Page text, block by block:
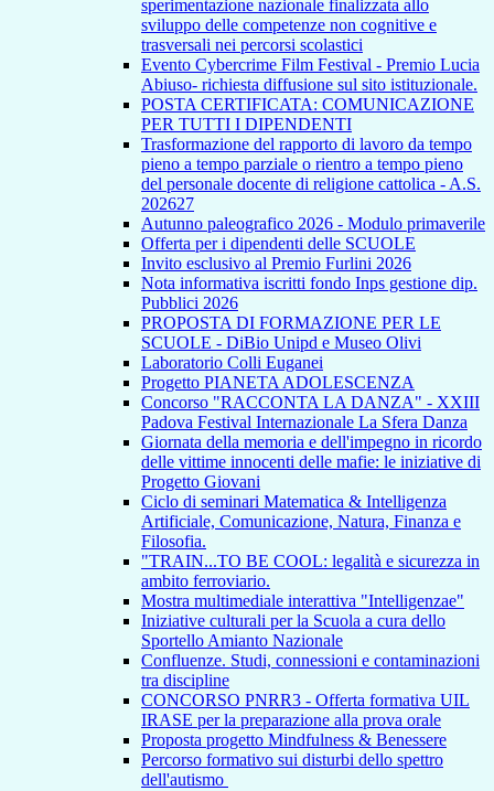
sperimentazione nazionale finalizzata allo
sviluppo delle competenze non cognitive e
trasversali nei percorsi scolastici
Evento Cybercrime Film Festival - Premio Lucia
Abiuso- richiesta diffusione sul sito istituzionale.
POSTA CERTIFICATA: COMUNICAZIONE
PER TUTTI I DIPENDENTI
Trasformazione del rapporto di lavoro da tempo
pieno a tempo parziale o rientro a tempo pieno
del personale docente di religione cattolica - A.S.
202627
Autunno paleografico 2026 - Modulo primaverile
Offerta per i dipendenti delle SCUOLE
Invito esclusivo al Premio Furlini 2026
Nota informativa iscritti fondo Inps gestione dip.
Pubblici 2026
PROPOSTA DI FORMAZIONE PER LE
SCUOLE - DiBio Unipd e Museo Olivi
Laboratorio Colli Euganei
Progetto PIANETA ADOLESCENZA
Concorso "RACCONTA LA DANZA" - XXIII
Padova Festival Internazionale La Sfera Danza
Giornata della memoria e dell'impegno in ricordo
delle vittime innocenti delle mafie: le iniziative di
Progetto Giovani
Ciclo di seminari Matematica & Intelligenza
Artificiale, Comunicazione, Natura, Finanza e
Filosofia.
"TRAIN...TO BE COOL: legalità e sicurezza in
ambito ferroviario.
Mostra multimediale interattiva "Intelligenzae"
Iniziative culturali per la Scuola a cura dello
Sportello Amianto Nazionale
Confluenze. Studi, connessioni e contaminazioni
tra discipline
CONCORSO PNRR3 - Offerta formativa UIL
IRASE per la preparazione alla prova orale
Proposta progetto Mindfulness & Benessere
Percorso formativo sui disturbi dello spettro
dell'autismo